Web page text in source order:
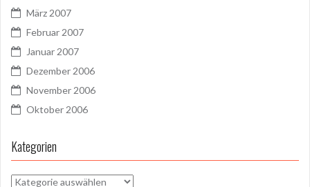
März 2007
Februar 2007
Januar 2007
Dezember 2006
November 2006
Oktober 2006
Kategorien
Kategorien